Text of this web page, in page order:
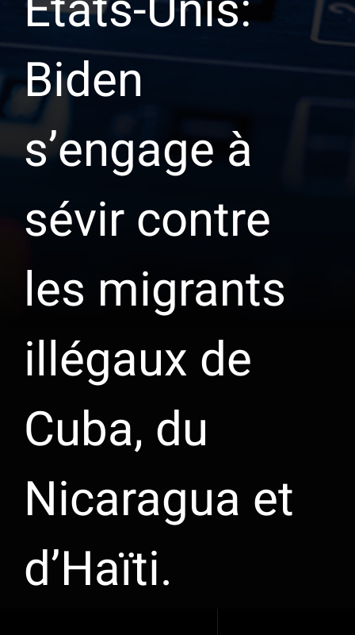
Biden
s’engage à
sévir contre
les migrants
illégaux de
Cuba, du
Nicaragua et
d’Haïti.